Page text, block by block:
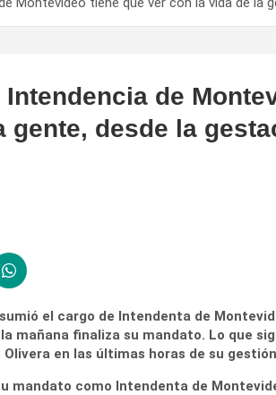
de
gente, desde la
el cargo de Intendenta de
mañana finaliza su mandato. Lo que
en las últimas horas de su
mandato como Intendenta de